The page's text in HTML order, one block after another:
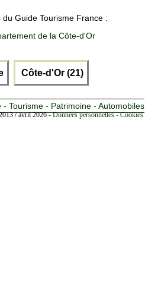
Guide Tourisme France :
de la Côte-d'Or
Côte-d'Or (21)
- Tourisme - Patrimoine - Automobiles
/ avril 2026 -Données personnelles -